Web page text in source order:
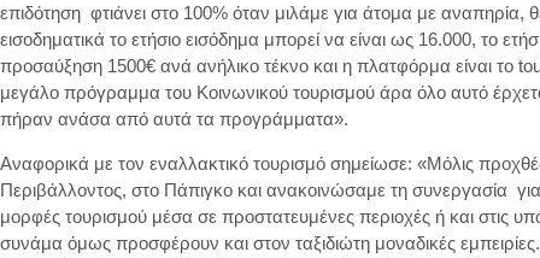
επιδότηση φτιάνει στο 100% όταν μιλάμε για άτομα με αναπηρία,
εισοδηματικά το ετήσιο εισόδημα μπορεί να είναι ως 16.000, το
προσαύξηση 1500€ ανά ανήλικο τέκνο και η πλατφόρμα είναι το
μεγάλο πρόγραμμα του Κοινωνικού τουρισμού άρα όλο αυτό
πήραν ανάσα από αυτά τα προγράμματα».
Αναφορικά με τον εναλλακτικό τουρισμό σημείωσε: «Μόλις
Περιβάλλοντος, στο Πάπιγκο και ανακοινώσαμε τη συνεργασία για
μορφές τουρισμού μέσα σε προστατευμένες περιοχές ή και στις
συνάμα όμως προσφέρουν και στον ταξιδιώτη μοναδικές